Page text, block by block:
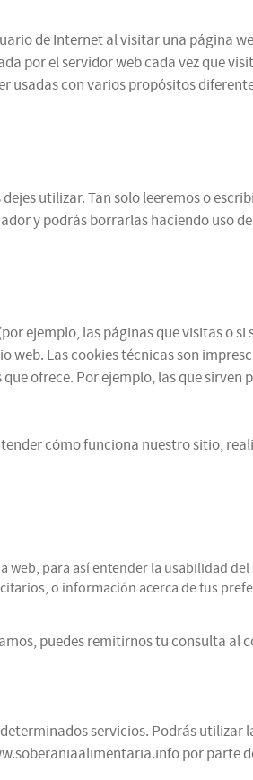
de Internet al visitar una página
por el servidor web cada vez que
con varios propósitos
utilizar. Tan solo leeremos o
y podrás borrarlas haciendo uso
ejemplo, las páginas que visitas o
Las cookies técnicas son
ofrece. Por ejemplo, las que
cómo funciona nuestro sitio,
para así entender la usabilidad
o información acerca de tus
puedes remitirnos tu consulta al
servicios. Podrás
por parte